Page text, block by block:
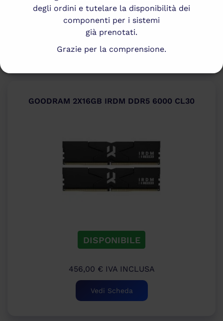
441,99 € IVA INCLUSA
Vedi Scheda
GOODRAM 2X16GB IRDM DDR5 6000 CL30
DISPONIBILE
456,00 € IVA INCLUSA
Vedi Scheda
degli ordini e tutelare la disponibilità dei
componenti per i sistemi
già prenotati.
Grazie per la comprensione.